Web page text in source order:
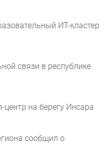
ИТ-кластер
связи в республике
на берегу Инсара
сообщил о